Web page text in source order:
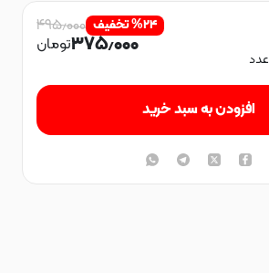
%۲۴ تخفیف ۴۹۵٫۰۰۰
۳۷۵٫۰۰۰تومان
عدد
افزودن به سبد خرید